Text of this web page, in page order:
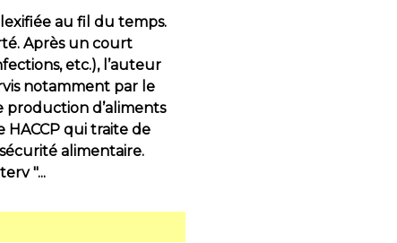
au fil du temps.
Après un court
etc.), l’auteur
notamment par le
production d’aliments
HACCP qui traite de
alimentaire.
"...